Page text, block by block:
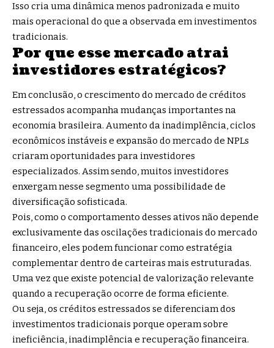
Isso cria uma dinâmica menos padronizada e muito
mais operacional do que a observada em investimentos
tradicionais.
Por que esse mercado atrai
investidores estratégicos?
Em conclusão, o crescimento do mercado de créditos
estressados acompanha mudanças importantes na
economia brasileira. Aumento da inadimplência, ciclos
econômicos instáveis e expansão do mercado de NPLs
criaram oportunidades para investidores
especializados. Assim sendo, muitos investidores
enxergam nesse segmento uma possibilidade de
diversificação sofisticada.
Pois, como o comportamento desses ativos não depende
exclusivamente das oscilações tradicionais do mercado
financeiro, eles podem funcionar como estratégia
complementar dentro de carteiras mais estruturadas.
Uma vez que existe potencial de valorização relevante
quando a recuperação ocorre de forma eficiente.
Ou seja, os créditos estressados se diferenciam dos
investimentos tradicionais porque operam sobre
ineficiência, inadimplência e recuperação financeira.